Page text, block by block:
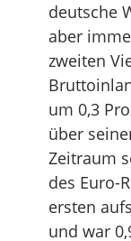
deutsche
aber
zweiten
um 0,3
über
Zeitraum
des Euro-
ersten
und war